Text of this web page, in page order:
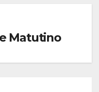
Matutino